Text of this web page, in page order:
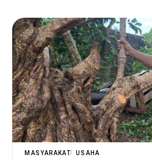
MASYARAKAT USAHA